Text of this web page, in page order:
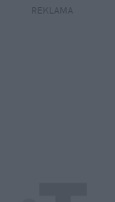
REKLAMA